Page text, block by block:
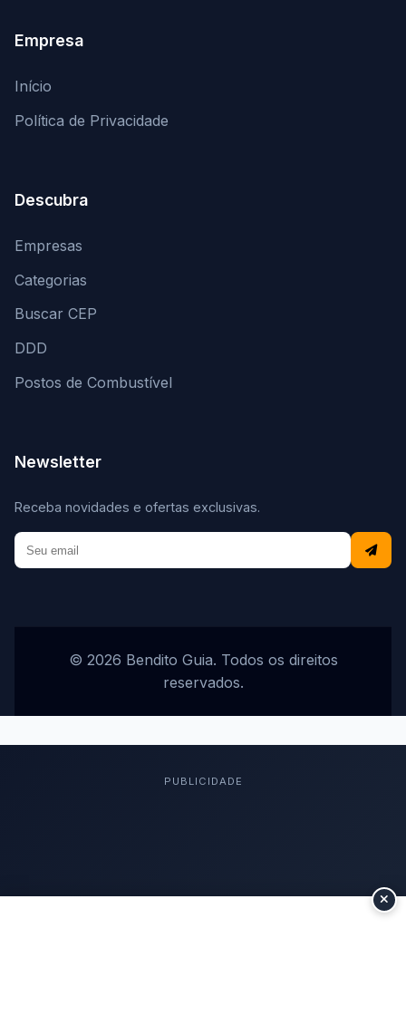
Empresa
Início
Política de Privacidade
Descubra
Empresas
Categorias
Buscar CEP
DDD
Postos de Combustível
Newsletter
Receba novidades e ofertas exclusivas.
© 2026 Bendito Guia. Todos os direitos
reservados.